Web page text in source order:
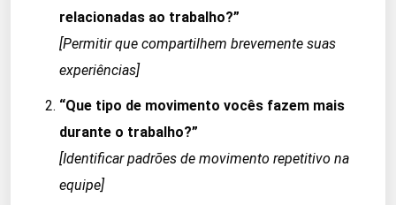
relacionadas ao trabalho?”
[Permitir que compartilhem brevemente suas
experiências]
“Que tipo de movimento vocês fazem mais
durante o trabalho?”
[Identificar padrões de movimento repetitivo na
equipe]